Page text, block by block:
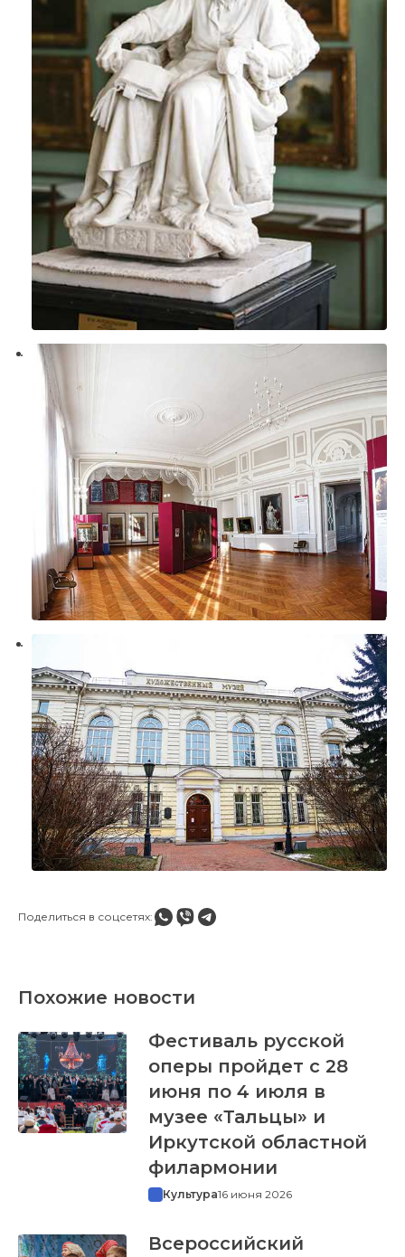
Поделиться в соцсетях:
Похожие новости
Фестиваль русской
оперы пройдет с 28
июня по 4 июля в
музее «Тальцы» и
Иркутской областной
филармонии
Культура16 июня 2026
Всероссийский